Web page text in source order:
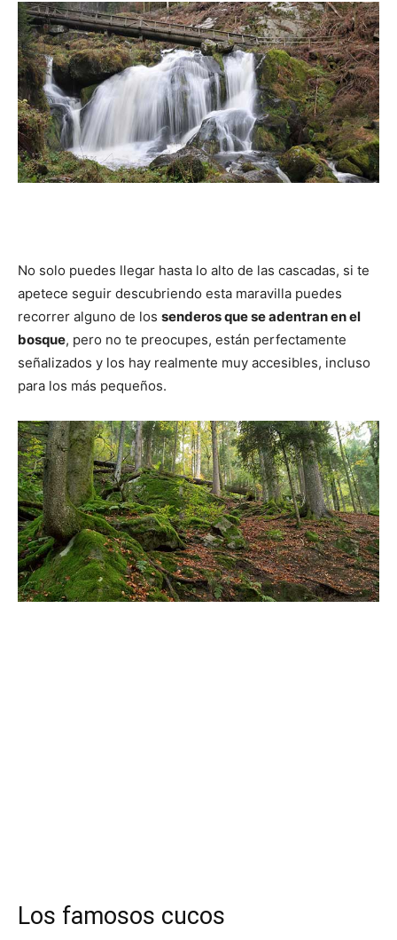
No solo puedes llegar hasta lo alto de las cascadas, si te
apetece seguir descubriendo esta maravilla puedes
recorrer alguno de los senderos que se adentran en el
bosque, pero no te preocupes, están perfectamente
señalizados y los hay realmente muy accesibles, incluso
para los más pequeños.
Los famosos cucos